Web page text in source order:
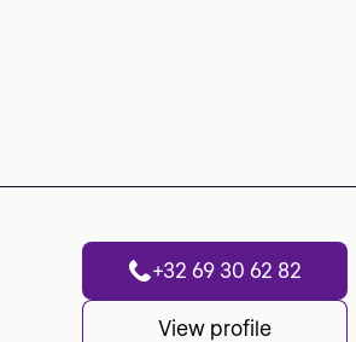
+32 69 30 62 82
View profile